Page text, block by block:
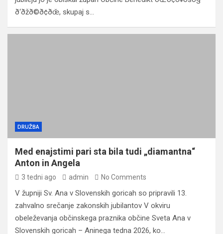
ð‘ðžð©ð¢ðœ̌, skupaj s…
DRUŽBA
Med enajstimi pari sta bila tudi „diamantna“
Anton in Angela
3 tedni ago admin No Comments
V župniji Sv. Ana v Slovenskih goricah so pripravili 13.
zahvalno srečanje zakonskih jubilantov V okviru
obeleževanja občinskega praznika občine Sveta Ana v
Slovenskih goricah – Aninega tedna 2026, ko…